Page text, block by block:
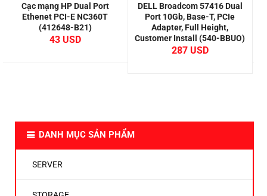
DANH MỤC SẢN PHẨM
SERVER
Cạc mạng HP Dual Port
Ethenet PCI-E NC360T
(412648-B21)
43
DELL Broadcom 57416 Dual
Port 10Gb, Base-T, PCIe
Adapter, Full Height,
Customer Install (540-BBUO)
287